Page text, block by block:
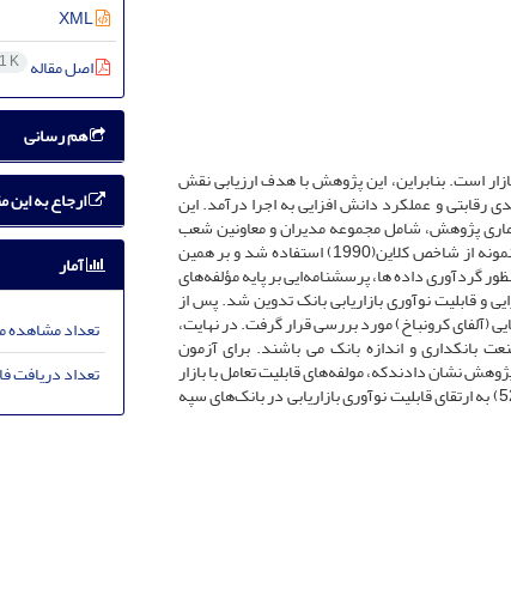
است. بنابراین، این پژوهش با هدف ارزیابی نقش
رقابتی و عملکرد دانش افزایی به اجرا درآمد. این
پژوهش، شامل مجموعه مدیران و معاونین شعب
بانک‌های سپه در استان آذربایجان غربی است که طبق آمار حدودا 220 نفر می‌باشند. برای تعیین حجم نمونه از شاخص کلاین(1990) استفاده شد و بر همین
انتخاب شدند. به منظور گردآوری داده ها، پرسشنامه‌ایی بر پایه مؤلفه‌های
و قابلیت نوآوری بازاریابی بانک تدوین شد. پس از
(آلفای کرونباخ) مورد بررسی قرار گرفت. در نهایت،
شرایط صنعت بانکداری و اندازه بانک می باشند. برای آزمون
نشان دادندکه، مولفه‌های قابلیت تعامل با بازار
(61/0) و قابلیت تفسیر بازار (64/0) به واسطه راهبردهای دانش‌افزایی(42/0) و هوشمندی رقابتی (52/0) به ارتقای قابلیت نوآوری بازاریابی در بانک‌های سپه
XML
اصل مقاله K
هم رسانی
ارجاع به این
آمار
تعداد مشاهده
تعداد دریافت